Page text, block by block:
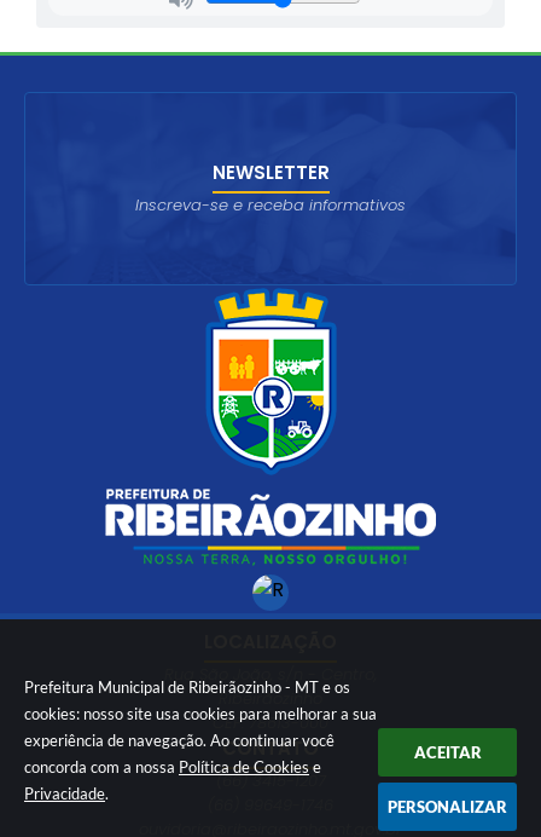
Prefeitura Municipal de Ribeirãozinho - MT e os
cookies: nosso site usa cookies para melhorar a sua
experiência de navegação. Ao continuar você
concorda com a nossa Política de Cookies e
Privacidade.
ACEITAR
PERSONALIZAR
Ribeirãozinho
CEP: 78613-000
CONTATO
(66) 3415-1207
ouvidoria@ribeiraozinho.mt.gov.br
NEWSLETTER
Inscreva-se e receba informativos